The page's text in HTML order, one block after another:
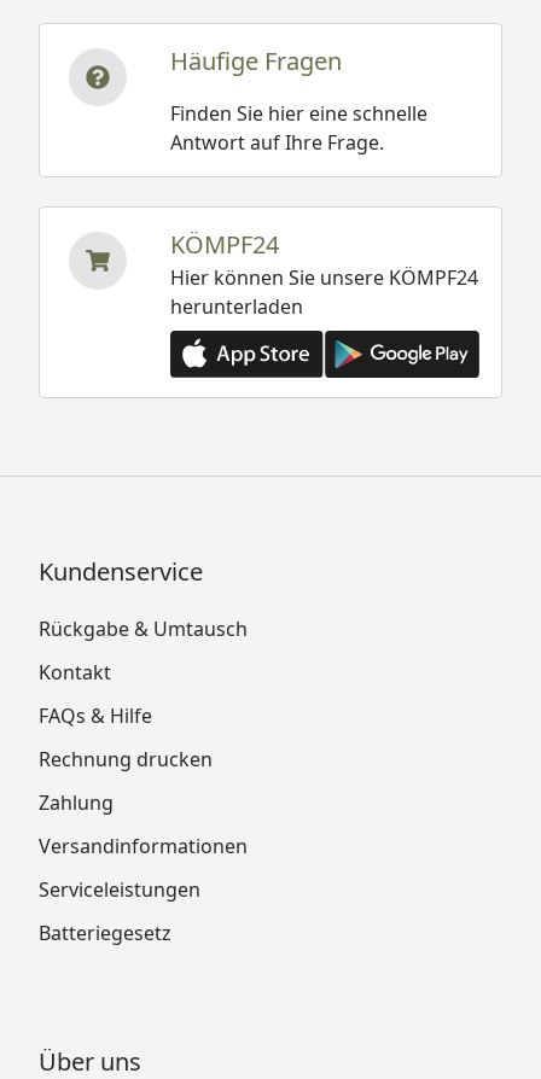
Häufige Fragen
Finden Sie hier eine schnelle
Antwort auf Ihre Frage.
KÖMPF24
Hier können Sie unsere KÖMPF24
herunterladen
Kundenservice
Rückgabe & Umtausch
Kontakt
FAQs & Hilfe
Rechnung drucken
Zahlung
Versandinformationen
Serviceleistungen
Batteriegesetz
Über uns